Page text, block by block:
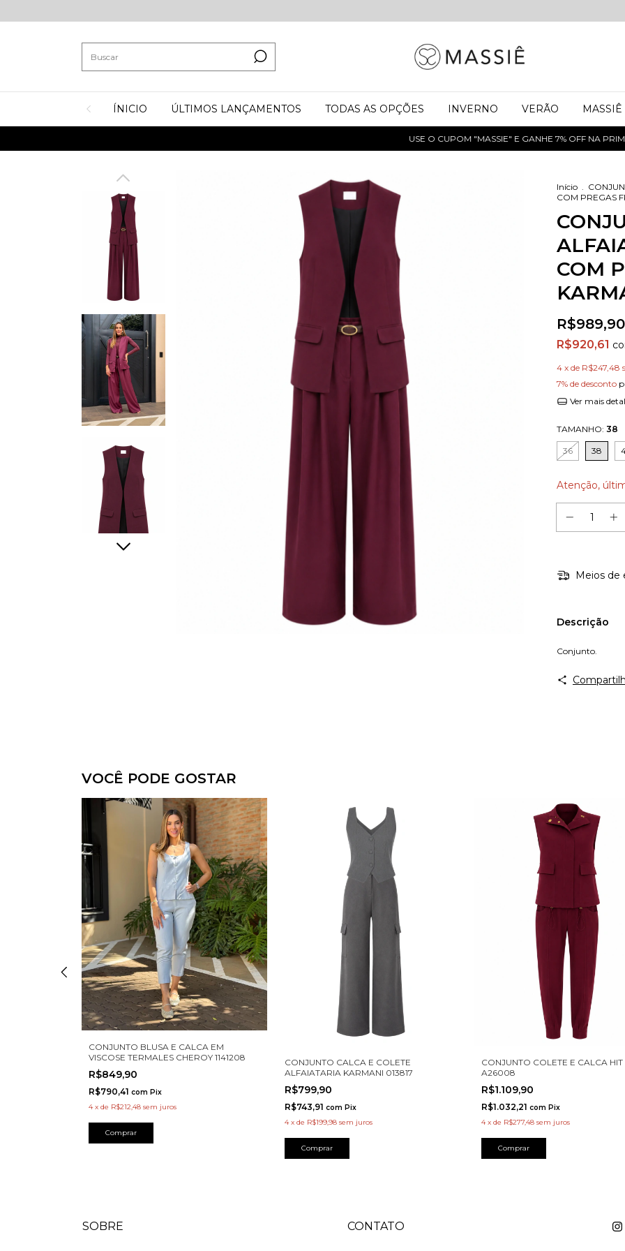
ÍNICIO ÚLTIMOS LANÇAMENTOS TODAS AS OPÇÕES INVERNO VERÃO MASSIÊ
USE O CUPOM "MASSIE" E GANHE 7% OFF NA
Início .
COM PREGAS
COM
R$989,90
R$920,61
4 x de R$247,48
7% de desconto
Ver mais
TAMANHO: 38
36 38
Atenção,
Meios de
Descrição
Conjunto.
VOCÊ PODE GOSTAR
CONJUNTO BLUSA E CALCA EM
VISCOSE TERMALES CHEROY 1141208
R$849,90
R$790,41 com Pix
4 x de R$212,48 sem juros
Comprar
CONJUNTO CALCA E COLETE
ALFAIATARIA KARMANI 013817
R$799,90
R$743,91com Pix
4 xde R$199,98 sem juros
Comprar
CONJUNTO COLETE E CALCA HIT
A26008
R$1.109,90
R$1.032,21 com Pix
4 x de R$277,48 sem juros
Comprar
SOBRE CONTATO